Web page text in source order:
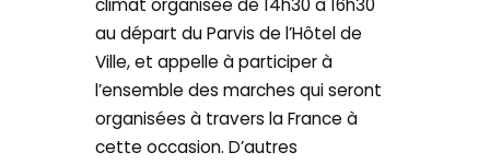
climat organisée de 14h30 à 16h30
au départ du Parvis de l’Hôtel de
Ville, et appelle à participer à
l’ensemble des marches qui seront
organisées à travers la France à
cette occasion. D’autres